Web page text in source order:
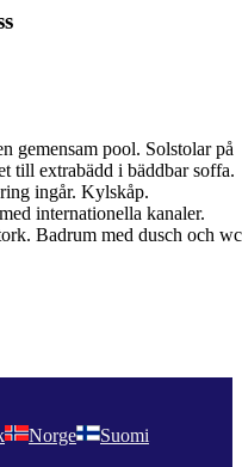
gemensam pool. Solstolar på
till extrabädd i bäddbar soffa.
ingår. Kylskåp.
internationella kanaler.
Badrum med dusch och
Norge Suomi